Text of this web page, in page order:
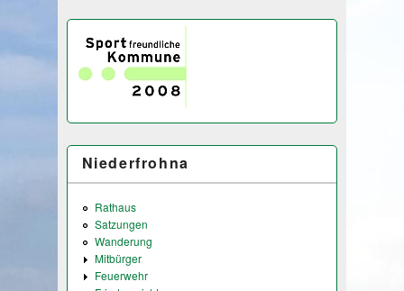
Niederfrohna
Rathaus
Satzungen
Wanderung
Mitbürger
Feuerwehr